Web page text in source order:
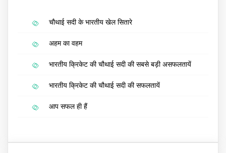
चौथाई सदी के भारतीय खेल सितारे
अहम का वहम
भारतीय क्रिकेट की चौथाई सदी की सबसे बड़ी असफलतायें
भारतीय क्रिकेट की चौथाई सदी की सफलतायें
आप सफल ही हैं